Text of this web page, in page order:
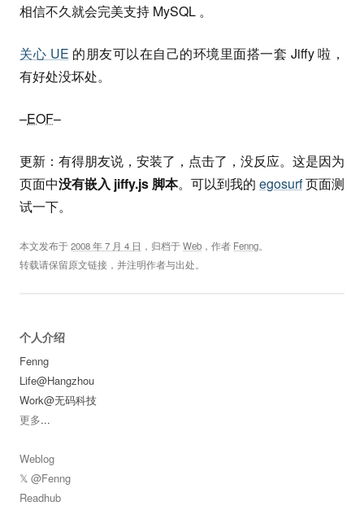
相信不久就会完美支持 MySQL 。
关心 UE 的朋友可以在自己的环境里面搭一套 Jiffy 啦，
有好处没坏处。
–EOF–
更新：有得朋友说，安装了，点击了，没反应。这是因为
页面中没有嵌入 jiffy.js 脚本。可以到我的 egosurf页面测
试一下。
本文发布于2008 年 7 月 4 日 ，归档于Web ，作者 Fenng。
转载请保留原文链接，并注明作者与出处。
个人介绍
Fenng
Life@Hangzhou
Work@无码科技
更多...
Weblog
𝕏 @Fenng
Readhub